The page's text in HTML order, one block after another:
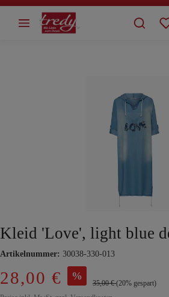
springen
Kleid 'Love', light blue
Artikelnummer: 30038-330-013
28,00 € %
35,00 €(20% gespart)